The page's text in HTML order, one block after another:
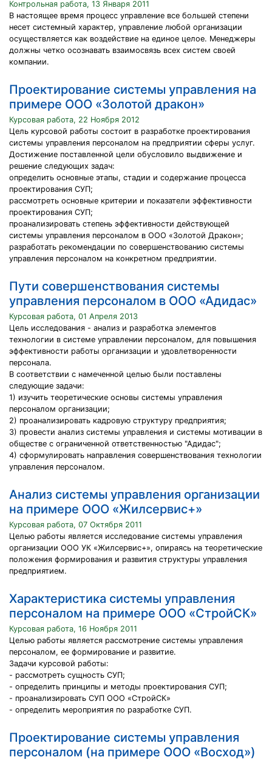
Контрольная работа, 13 Января 2011
В настоящее время процесс управление все большей степени
несет системный характер, управление любой организации
осуществляется как воздействие на единое целое. Менеджеры
должны четко осознавать взаимосвязь всех систем своей
компании.
Проектирование системы управления на
примере ООО «Золотой дракон»
Курсовая работа, 22 Ноября 2012
Цель курсовой работы состоит в разработке проектирования
системы управления персоналом на предприятии сферы услуг.
Достижение поставленной цели обусловило выдвижение и
решение следующих задач:
определить основные этапы, стадии и содержание процесса
проектирования СУП;
рассмотреть основные критерии и показатели эффективности
проектирования СУП;
проанализировать степень эффективности действующей
системы управления персоналом в ООО «Золотой Дракон»;
разработать рекомендации по совершенствованию системы
управления персоналом на конкретном предприятии.
Пути совершенствования системы
управления персоналом в ООО «Адидас»
Курсовая работа, 01 Апреля 2013
Цель исследования - анализ и разработка элементов
технологии в системе управлении персоналом, для повышения
эффективности работы организации и удовлетворенности
персонала.
В соответствии с намеченной целью были поставлены
следующие задачи:
1) изучить теоретические основы системы управления
персоналом организации;
2) проанализировать кадровую структуру предприятия;
3) провести анализ системы управления и системы мотивации в
обществе с ограниченной ответственностью "Адидас";
4) сформулировать направления совершенствования технологии
управления персоналом.
Анализ системы управления организации
на примере ООО «Жилсервис+»
Курсовая работа, 07 Октября 2011
Целью работы является исследование системы управления
организации ООО УК «Жилсервис+», опираясь на теоретические
положения формирования и развития структуры управления
предприятием.
Характеристика системы управления
персоналом на примере ООО «СтройСК»
Курсовая работа, 16 Ноября 2011
Целью работы является рассмотрение системы управления
персоналом, ее формирование и развитие.
Задачи курсовой работы:
- рассмотреть сущность СУП;
- определить принципы и методы проектирования СУП;
- проанализировать СУП ООО «СтройСК»
- определить мероприятия по разработке СУП.
Проектирование системы управления
персоналом (на примере ООО «Восход»)